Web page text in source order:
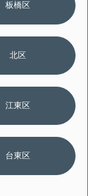
板橋区
北区
江東区
台東区